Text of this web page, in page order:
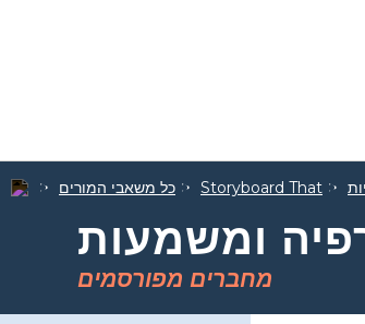
כל משאבי המורים Storyboard That
ומשמעות
מחברים מפורסמים